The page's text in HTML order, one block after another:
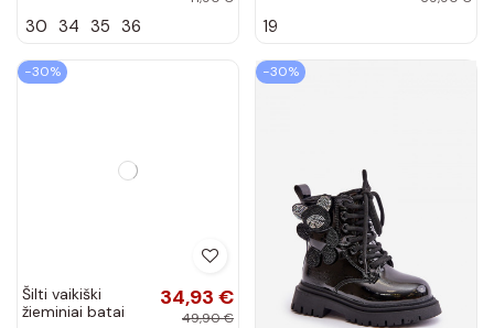
sidabro spalvos
30 34 35 36
Ariana
19
−30%
Šilti vaikiški
žieminiai batai
34,93 €
49,90 €
−30%